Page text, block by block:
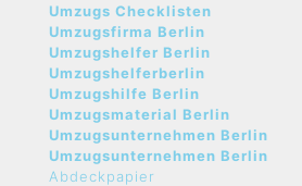
Umzugs Checklisten
Umzugsfirma Berlin
Umzugshelfer Berlin
Umzugshelferberlin
Umzugshilfe Berlin
Umzugsmaterial Berlin
Umzugsunternehmen Berlin
Umzugsunternehmen Berlin
Abdeckpapier